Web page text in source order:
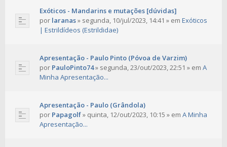
Exóticos - Mandarins e mutações [dúvidas]
por laranas» segunda, 10/jul/2023, 14:41 » em Exóticos
| Estrildídeos (Estrildidae)
Apresentação - Paulo Pinto (Póvoa de Varzim)
por PauloPinto74» segunda, 23/out/2023, 22:51 » em A
Minha Apresentação...
Apresentação - Paulo (Grândola)
por Papagolf» quinta, 12/out/2023, 10:15 » em A Minha
Apresentação...